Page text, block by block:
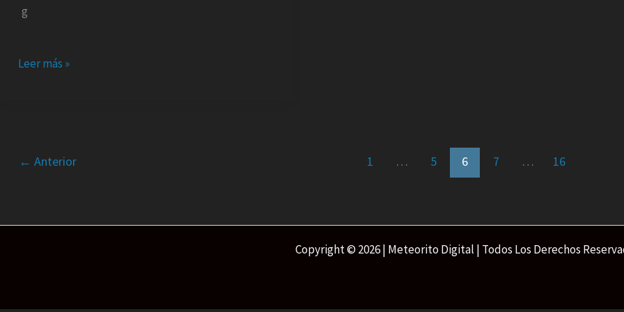
Leer más »
← Anterior 1 … 5 6 7 … 16
Copyright © 2026 | Meteorito Digital | Todos Los Derechos